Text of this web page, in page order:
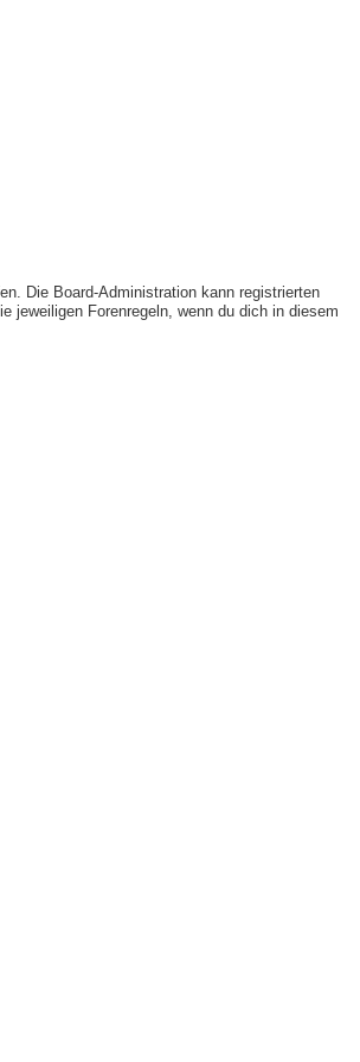
Die Board-Administration kann registrierten
jeweiligen Forenregeln, wenn du dich in diesem